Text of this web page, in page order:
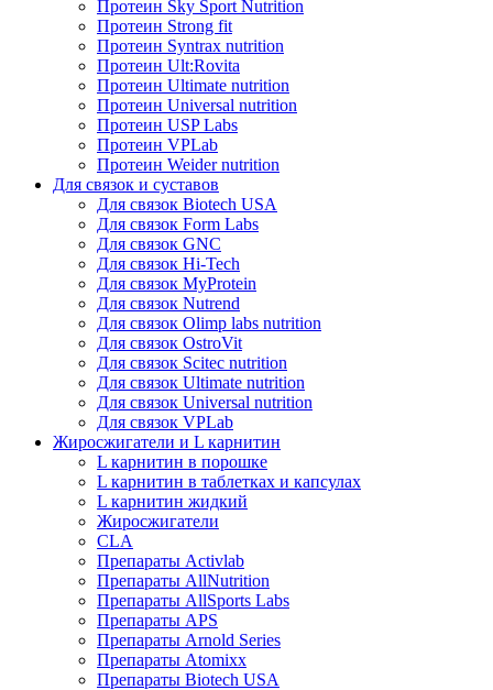
Протеин Sky Sport Nutrition
Протеин Strong fit
Протеин Syntrax nutrition
Протеин Ult:Rovita
Протеин Ultimate nutrition
Протеин Universal nutrition
Протеин USP Labs
Протеин VPLab
Протеин Weider nutrition
Для связок и суставов
Для связок Biotech USA
Для связок Form Labs
Для связок GNC
Для связок Hi-Tech
Для связок MyProtein
Для связок Nutrend
Для связок Olimp labs nutrition
Для связок OstroVit
Для связок Scitec nutrition
Для связок Ultimate nutrition
Для связок Universal nutrition
Для связок VPLab
Жиросжигатели и L карнитин
L карнитин в порошке
L карнитин в таблетках и капсулах
L карнитин жидкий
Жиросжигатели
CLA
Препараты Activlab
Препараты AllNutrition
Препараты AllSports Labs
Препараты APS
Препараты Arnold Series
Препараты Atomixx
Препараты Biotech USA